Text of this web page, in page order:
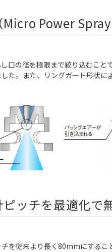
Micro Power
口の径を極限まで絞り込むこと
た。また、リングガード形状に
ピッチを最適化で
を従来より長く80mmにするこ